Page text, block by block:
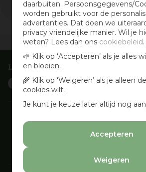
daarbuiten. Persoonsgegevens/
worden gebruikt voor de
advertenties. Dat doen we
privacy vriendelijke manier. Wil je
weten? Lees dan ons cookiebeleid.
🌱 Klik op ‘Accepteren’ als je alles
en bloeien.
🌾 Klik op ‘Weigeren’ als je alleen
cookies wilt.
Je kunt je keuze later altijd nog
Accepteren
Weigeren
Vandaag openvan09:30
Laat je inspireren